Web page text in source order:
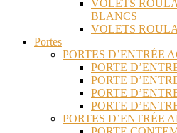
VOLETS
BLANCS
VOLETS
Portes
PORTES D’ENTRÉE
PORTE
PORTE
PORTE
PORTE
PORTES D’ENTRÉE